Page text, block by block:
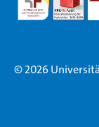
© 2026